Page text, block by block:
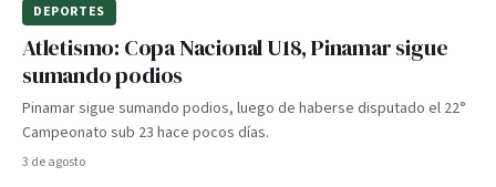
DEPORTES
Atletismo: Copa Nacional U18, Pinamar sigue
sumando podios
Pinamar sigue sumando podios, luego de haberse disputado el 22°
Campeonato sub 23 hace pocos días.
3 de agosto